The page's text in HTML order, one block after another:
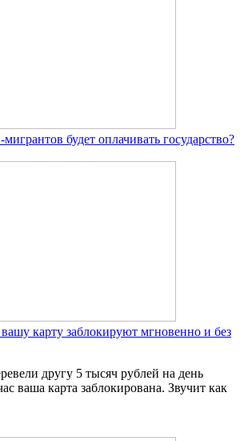
будет оплачивать государство?
карту заблокируют мгновенно и без
другу 5 тысяч рублей на день
ваша карта заблокирована. Звучит как